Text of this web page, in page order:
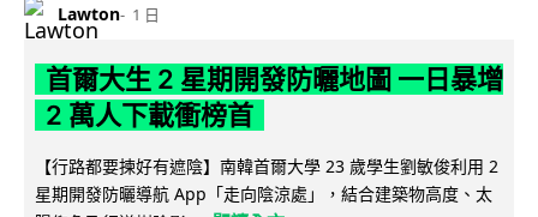
Lawton 1 日
首爾大生 2 星期開發防曬地圖 一日暴增
2 萬人下載衝榜首
【行路都要揀好有遮陰】南韓首爾大學 23 歲學生劉敏俊利用 2
星期開發防曬導航 App「走向陰涼處」，結合建築物高度、太